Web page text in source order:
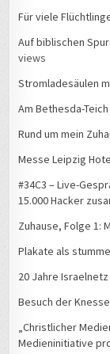
Für viele
Auf biblischen
views
Stromladesäulen
Am Bethesda-
Rund um mein
Messe Leipzig
#34C3 – Live-
15.000 Hacker
Zuhause, Folge 1:
Plakate als
20 Jahre Israelnetz
Besuch der
„Christlicher
Medieninitiative